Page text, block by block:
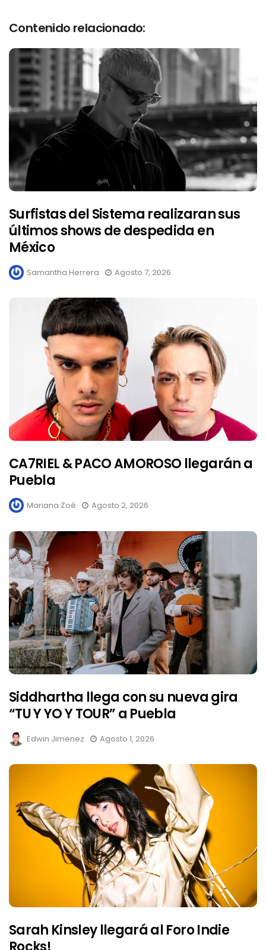
Contenido relacionado:
Surfistas del Sistema realizaran sus
últimos shows de despedida en
México
Samantha Herrera Agosto 7, 2026
CA7RIEL & PACO AMOROSO llegarán a
Puebla
Mariana Zoé Agosto 2, 2026
Siddhartha llega con su nueva gira
“TU Y YO Y TOUR” a Puebla
Edwin Jimenez Agosto 1, 2026
Sarah Kinsley llegará al Foro Indie